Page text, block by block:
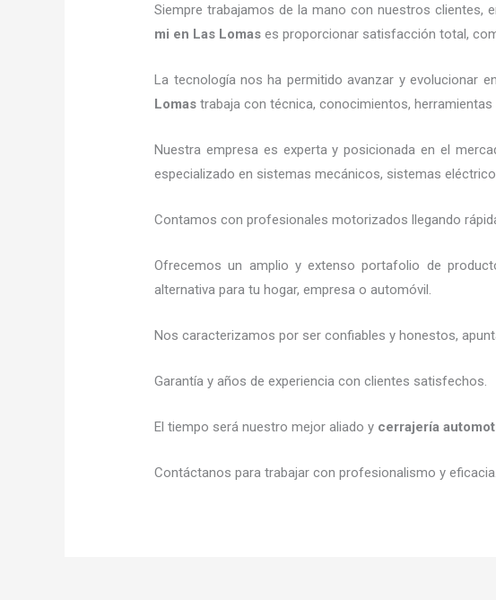
Siempre trabajamos de la mano con nuestros clientes,
mi en Las Lomas es proporcionar satisfacción total,
La tecnología nos ha permitido avanzar y evolucionar
Lomas trabaja con técnica, conocimientos, herramientas
Nuestra empresa es experta y posicionada en el
especializado en sistemas mecánicos, sistemas
Contamos con profesionales motorizados llegando
Ofrecemos un amplio y extenso portafolio de
alternativa para tu hogar, empresa o automóvil.
Nos caracterizamos por ser confiables y honestos,
Garantía y años de experiencia con clientes satisfechos.
El tiempo será nuestro mejor aliado y cerrajería
Contáctanos para trabajar con profesionalismo y eficacia.